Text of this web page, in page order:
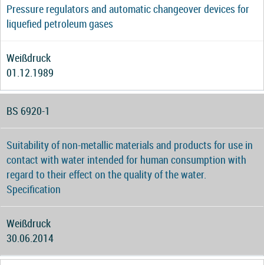
Pressure regulators and automatic changeover devices for
liquefied petroleum gases
Weißdruck
01.12.1989
BS 6920-1
Suitability of non-metallic materials and products for use in
contact with water intended for human consumption with
regard to their effect on the quality of the water.
Specification
Weißdruck
30.06.2014